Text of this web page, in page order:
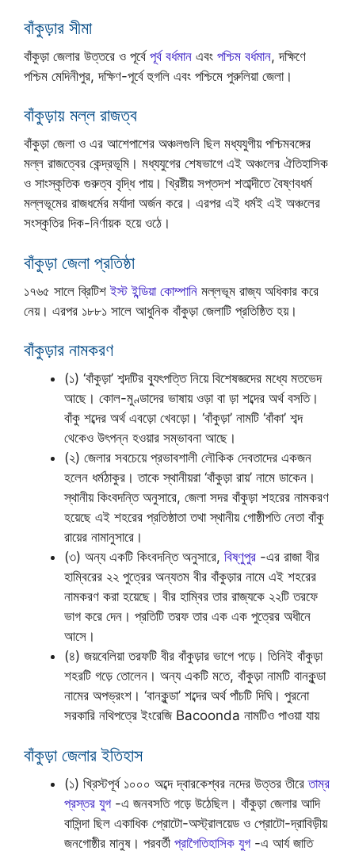
বাঁকুড়ার সীমা
বাঁকুড়া জেলার উত্তরে ও পূর্বেপূর্ব বর্ধমান এবং পশ্চিম বর্ধমান, দক্ষিণে
পশ্চিম মেদিনীপুর, দক্ষিণ-পূর্বে হুগলি এবং পশ্চিমে পুরুলিয়া জেলা।
বাঁকুড়ায় মল্ল রাজত্ব
বাঁকুড়া জেলা ও এর আশেপাশের অঞ্চলগুলি ছিল মধ্যযুগীয় পশ্চিমবঙ্গের
মল্ল রাজত্বের কেন্দ্রভূমি। মধ্যযুগের শেষভাগে এই অঞ্চলের ঐতিহাসিক
ও সাংস্কৃতিক গুরুত্ব বৃদ্ধি পায়। খ্রিষ্টীয় সপ্তদশ শতাব্দীতে বৈষ্ণবধর্ম
মল্লভূমের রাজধর্মের মর্যাদা অর্জন করে। এরপর এই ধর্মই এই অঞ্চলের
সংস্কৃতির দিক-নির্ণায়ক হয়ে ওঠে।
বাঁকুড়া জেলা প্রতিষ্ঠা
১৭৬৫ সালে ব্রিটিশইস্ট ইন্ডিয়া কোম্পানি মল্লভূম রাজ্য অধিকার করে
নেয়। এরপর ১৮৮১ সালে আধুনিক বাঁকুড়া জেলাটি প্রতিষ্ঠিত হয়।
বাঁকুড়ার নামকরণ
(১) ‘বাঁকুড়া’ শব্দটির ব্যুৎপত্তি নিয়ে বিশেষজ্ঞদের মধ্যে মতভেদ
আছে। কোল-মুণ্ডাদের ভাষায় ওড়া বা ড়া শব্দের অর্থ বসতি।
বাঁকু শব্দের অর্থ এবড়ো খেবড়ো। ‘বাঁকুড়া’ নামটি ‘বাঁকা’ শব্দ
থেকেও উৎপন্ন হওয়ার সম্ভাবনা আছে।
(২) জেলার সবচেয়ে প্রভাবশালী লৌকিক দেবতাদের একজন
হলেন ধর্মঠাকুর। তাকে স্থানীয়রা ‘বাঁকুড়া রায়’ নামে ডাকেন।
স্থানীয় কিংবদন্তি অনুসারে, জেলা সদর বাঁকুড়া শহরের নামকরণ
হয়েছে এই শহরের প্রতিষ্ঠাতা তথা স্থানীয় গোষ্ঠীপতি নেতা বাঁকু
রায়ের নামানুসারে।
(৩) অন্য একটি কিংবদন্তি অনুসারে, বিষ্ণুপুর -এর রাজা বীর
হাম্বিরের ২২ পুত্রের অন্যতম বীর বাঁকুড়ার নামে এই শহরের
নামকরণ করা হয়েছে। বীর হাম্বির তার রাজ্যকে ২২টি তরফে
ভাগ করে দেন। প্রতিটি তরফ তার এক এক পুত্রের অধীনে
আসে।
(৪) জয়বেলিয়া তরফটি বীর বাঁকুড়ার ভাগে পড়ে। তিনিই বাঁকুড়া
শহরটি গড়ে তোলেন। অন্য একটি মতে, বাঁকুড়া নামটি বানকুন্ডা
নামের অপভ্রংশ। ‘বানকুন্ডা’ শব্দের অর্থ পাঁচটি দিঘি। পুরনো
সরকারি নথিপত্রে ইংরেজি Bacoonda নামটিও পাওয়া যায়
বাঁকুড়া জেলার ইতিহাস
(১) খ্রিস্টপূর্ব ১০০০ অব্দে দ্বারকেশ্বর নদের উত্তর তীরেতাম্র
প্রস্তর যুগ -এ জনবসতি গড়ে উঠেছিল। বাঁকুড়া জেলার আদি
বাসিন্দা ছিল একাধিক প্রোটো-অস্ট্রালয়েড ও প্রোটো-দ্রাবিড়ীয়
জনগোষ্ঠীর মানুষ। পরবর্তী প্রাগৈতিহাসিক যুগ -এ আর্য জাতি